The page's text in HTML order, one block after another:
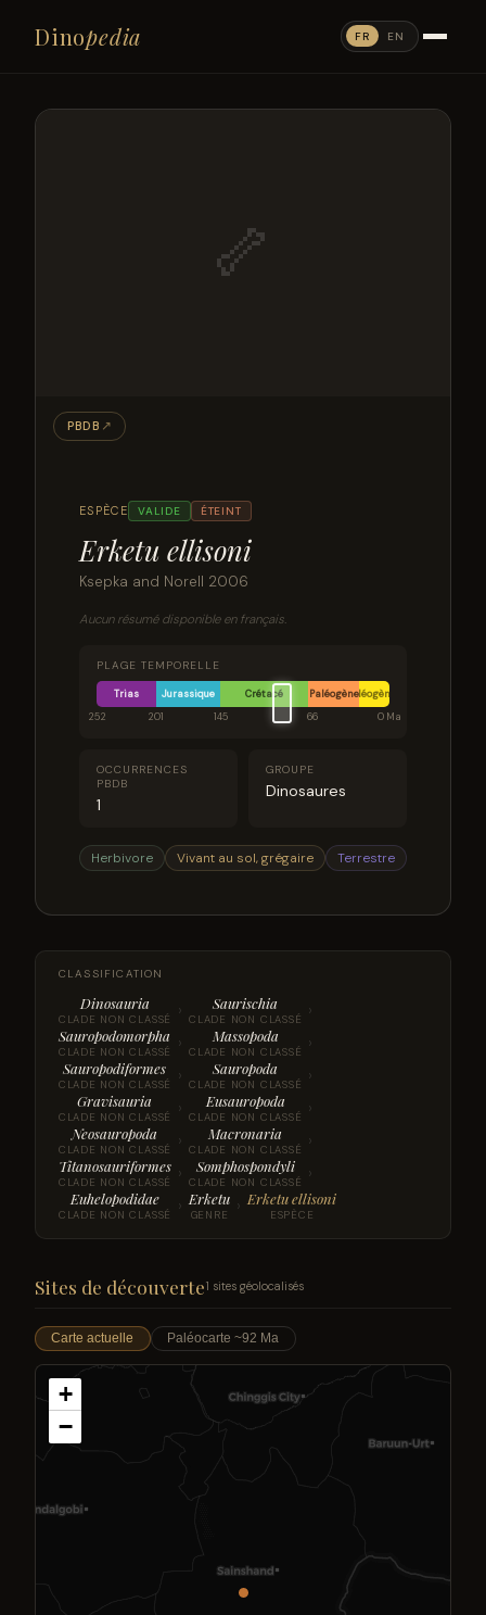
Dinopedia FR EN
ESPÈCE VALIDE ÉTEINT
Erketu ellisoni
Ksepka and Norell 2006
Aucun résumé disponible en français.
PLAGE TEMPORELLE
Trias Jurassique Crétacé PaléogèneNéogène
252
201 145 66 0 Ma
OCCURRENCES
PBDB
1
GROUPE
Dinosaures
Herbivore Vivant au sol, grégaire Terrestre
🦴
PBDB ↗
CLASSIFICATION
Dinosauria
CLADE NON CLASSÉ › Saurischia
CLADE NON CLASSÉ ›
Sauropodomorpha
CLADE NON CLASSÉ › Massopoda
CLADE NON CLASSÉ ›
Sauropodiformes
CLADE NON CLASSÉ › Sauropoda
CLADE NON CLASSÉ ›
Gravisauria
CLADE NON CLASSÉ › Eusauropoda
CLADE NON CLASSÉ ›
Neosauropoda
CLADE NON CLASSÉ › Macronaria
CLADE NON CLASSÉ ›
Titanosauriformes
CLADE NON CLASSÉ › Somphospondyli
CLADE NON CLASSÉ ›
Euhelopodidae
CLADE NON CLASSÉ › Erketu
GENRE › Erketu ellisoni
ESPÈCE
Sites de découverte1 sites géolocalisés
Carte actuelle Paléocarte ~92 Ma
+
−